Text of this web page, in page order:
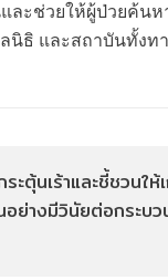
ะช่วยให้ผู้ป่วยค้น
ธิ และสถาบันทั้ง
ตุ้นเร้าและชี้ชวน
ย่างมีวินัยต่อกระ